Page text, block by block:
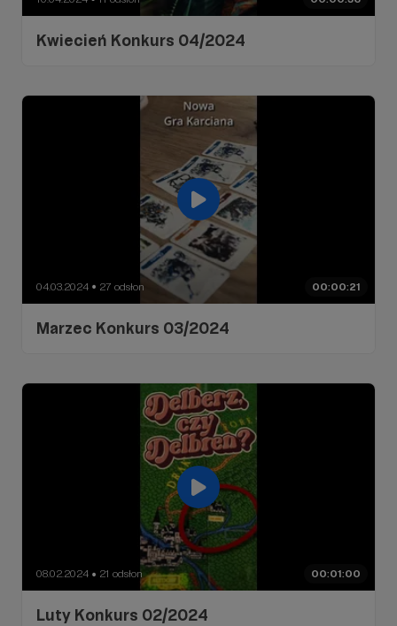
Kwiecień Konkurs 04/2024
00:00:21
04.03.2024 ● 27 odsłon
Marzec Konkurs 03/2024
00:01:00
08.02.2024 ● 21 odsłon
Luty Konkurs 02/2024